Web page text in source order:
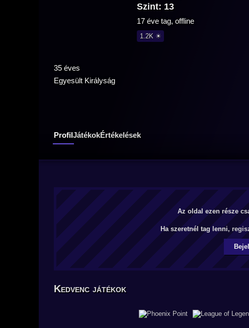
Szint: 13
17 éve tag, offline
1.2K ☀
35 éves
Egyesült Királyság
ProfilJátékokÉrtékelések
Az oldal ezen része
Ha szeretnél tag lenni,
Kedvenc játékok